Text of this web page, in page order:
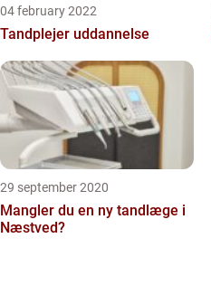
04 february 2022
Tandplejer uddannelse
29 september 2020
Mangler du en ny tandlæge i
Næstved?